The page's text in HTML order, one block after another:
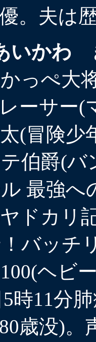
。夫は
かわ
っぺ大
ーサー(
(冒険
伯爵(
最強へ
ドカリ
バッチ
ヘビ
5時11分
歳没)